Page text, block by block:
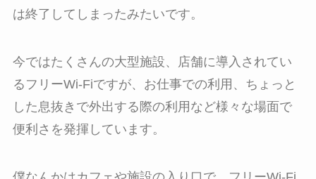
は終了してしまったみたいです。
今ではたくさんの大型施設、店舗に導入されてい
るフリーWi-Fiですが、お仕事での利用、ちょっと
した息抜きで外出する際の利用など様々な場面で
便利さを発揮しています。